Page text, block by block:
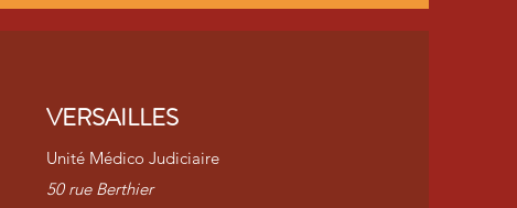
VERSAILLES
Unité Médico Judiciaire
50 rue Berthier